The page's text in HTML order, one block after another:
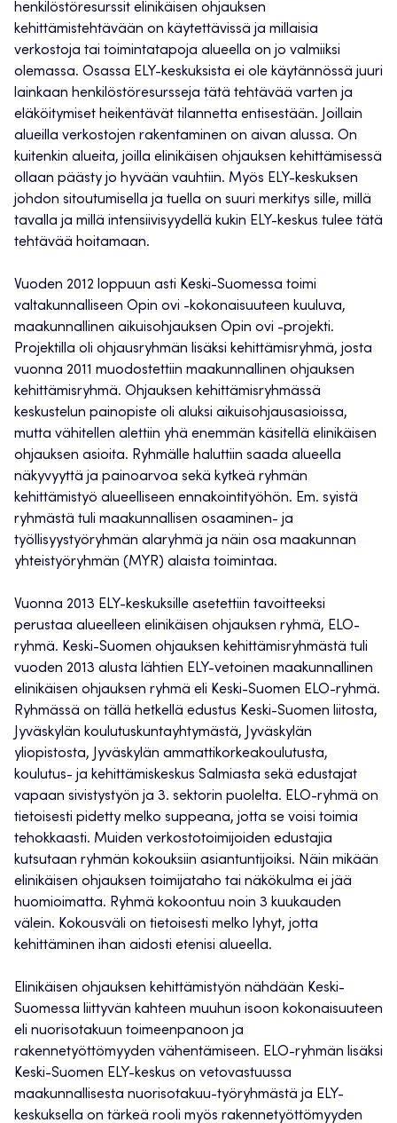
henkilöstöresurssit elinikäisen ohjauksen
kehittämistehtävään on käytettävissä ja millaisia
verkostoja tai toimintatapoja alueella on jo valmiiksi
olemassa. Osassa ELY-keskuksista ei ole käytännössä juuri
lainkaan henkilöstöresursseja tätä tehtävää varten ja
eläköitymiset heikentävät tilannetta entisestään. Joillain
alueilla verkostojen rakentaminen on aivan alussa. On
kuitenkin alueita, joilla elinikäisen ohjauksen kehittämisessä
ollaan päästy jo hyvään vauhtiin. Myös ELY-keskuksen
johdon sitoutumisella ja tuella on suuri merkitys sille, millä
tavalla ja millä intensiivisyydellä kukin ELY-keskus tulee tätä
tehtävää hoitamaan.
Vuoden 2012 loppuun asti Keski-Suomessa toimi
valtakunnalliseen Opin ovi -kokonaisuuteen kuuluva,
maakunnallinen aikuisohjauksen Opin ovi -projekti.
Projektilla oli ohjausryhmän lisäksi kehittämisryhmä, josta
vuonna 2011 muodostettiin maakunnallinen ohjauksen
kehittämisryhmä. Ohjauksen kehittämisryhmässä
keskustelun painopiste oli aluksi aikuisohjausasioissa,
mutta vähitellen alettiin yhä enemmän käsitellä elinikäisen
ohjauksen asioita. Ryhmälle haluttiin saada alueella
näkyvyyttä ja painoarvoa sekä kytkeä ryhmän
kehittämistyö alueelliseen ennakointityöhön. Em. syistä
ryhmästä tuli maakunnallisen osaaminen- ja
työllisyystyöryhmän alaryhmä ja näin osa maakunnan
yhteistyöryhmän (MYR) alaista toimintaa.
Vuonna 2013 ELY-keskuksille asetettiin tavoitteeksi
perustaa alueelleen elinikäisen ohjauksen ryhmä, ELO-
ryhmä. Keski-Suomen ohjauksen kehittämisryhmästä tuli
vuoden 2013 alusta lähtien ELY-vetoinen maakunnallinen
elinikäisen ohjauksen ryhmä eli Keski-Suomen ELO-ryhmä.
Ryhmässä on tällä hetkellä edustus Keski-Suomen liitosta,
Jyväskylän koulutuskuntayhtymästä, Jyväskylän
yliopistosta, Jyväskylän ammattikorkeakoulutusta,
koulutus- ja kehittämiskeskus Salmiasta sekä edustajat
vapaan sivistystyön ja 3. sektorin puolelta. ELO-ryhmä on
tietoisesti pidetty melko suppeana, jotta se voisi toimia
tehokkaasti. Muiden verkostotoimijoiden edustajia
kutsutaan ryhmän kokouksiin asiantuntijoiksi. Näin mikään
elinikäisen ohjauksen toimijataho tai näkökulma ei jää
huomioimatta. Ryhmä kokoontuu noin 3 kuukauden
välein. Kokousväli on tietoisesti melko lyhyt, jotta
kehittäminen ihan aidosti etenisi alueella.
Elinikäisen ohjauksen kehittämistyön nähdään Keski-
Suomessa liittyvän kahteen muuhun isoon kokonaisuuteen
eli nuorisotakuun toimeenpanoon ja
rakennetyöttömyyden vähentämiseen. ELO-ryhmän lisäksi
Keski-Suomen ELY-keskus on vetovastuussa
maakunnallisesta nuorisotakuu-työryhmästä ja ELY-
keskuksella on tärkeä rooli myös rakennetyöttömyyden